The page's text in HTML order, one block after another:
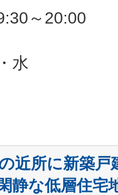
～20:00
水
近所に新築戸
静な低層住